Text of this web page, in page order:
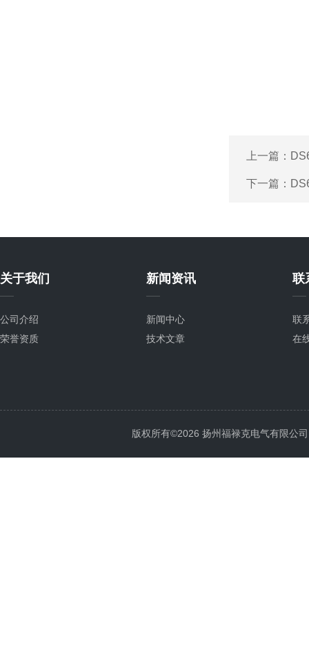
上一篇：
下一篇：
关于我们
公司介绍
荣誉资质
新闻资讯
新闻中心
技术文章
联
联
在
版权所有©2026 扬州福禄克电气有限公